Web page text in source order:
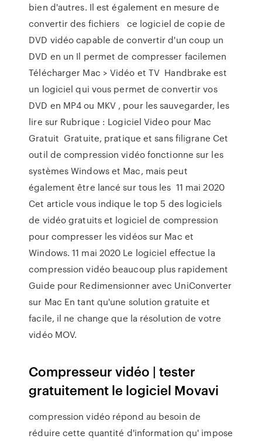
bien d'autres. Il est également en mesure de
convertir des fichiers ce logiciel de copie de
DVD vidéo capable de convertir d'un coup un
DVD en un Il permet de compresser facilemen
Télécharger Mac > Vidéo et TV Handbrake est
un logiciel qui vous permet de convertir vos
DVD en MP4 ou MKV , pour les sauvegarder, les
lire sur Rubrique : Logiciel Video pour Mac
Gratuit Gratuite, pratique et sans filigrane Cet
outil de compression vidéo fonctionne sur les
systèmes Windows et Mac, mais peut
également être lancé sur tous les 11 mai 2020
Cet article vous indique le top 5 des logiciels
de vidéo gratuits et logiciel de compression
pour compresser les vidéos sur Mac et
Windows. 11 mai 2020 Le logiciel effectue la
compression vidéo beaucoup plus rapidement
Guide pour Redimensionner avec UniConverter
sur Mac En tant qu'une solution gratuite et
facile, il ne change que la résolution de votre
vidéo MOV.
Compresseur vidéo | tester
gratuitement le logiciel Movavi
compression vidéo répond au besoin de
réduire cette quantité d'information qu' impose